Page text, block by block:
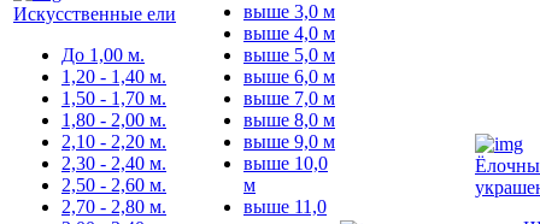
Искусственные ели
До 1,00 м.
1,20 - 1,40 м.
1,50 - 1,70 м.
1,80 - 2,00 м.
2,10 - 2,20 м.
2,30 - 2,40 м.
2,50 - 2,60 м.
2,70 - 2,80 м.
выше 3,0 м
выше 4,0 м
выше 5,0 м
выше 6,0 м
выше 7,0 м
выше 8,0 м
выше 9,0 м
выше 10,0
м
выше 11,0